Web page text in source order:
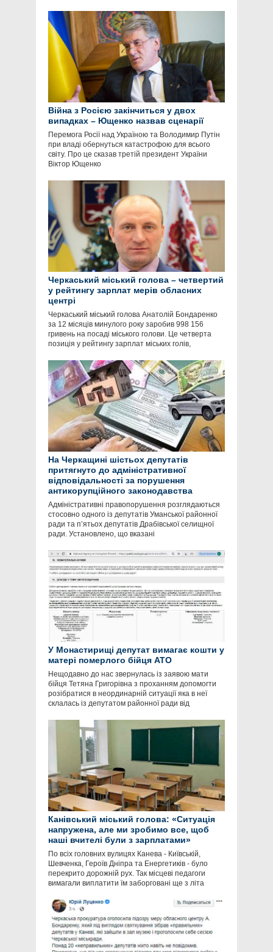
Війна з Росією закінчиться у двох
випадках – Ющенко назвав сценарії
Перемога Росії над Україною та Володимир Путін
при владі обернуться катастрофою для всього
світу. Про це сказав третій президент України
Віктор Ющенко
Черкаський міський голова – четвертий
у рейтингу зарплат мерів обласних
центрі
Черкаський міський голова Анатолій Бондаренко
за 12 місяців минулого року заробив 998 156
гривень на посаді міського голови. Це четверта
позиція у рейтингу зарплат міських голів,
На Черкащині шістьох депутатів
притягнуто до адміністративної
відповідальності за порушення
антикорупційного законодавства
Адміністративні правопорушення розглядаються
стосовно одного із депутатів Уманської районної
ради та п’ятьох депутатів Драбівської селищної
ради. Установлено, що вказані
У Монастирищі депутат вимагає кошти у
матері померлого бійця АТО
Нещодавно до нас звернулась із заявою мати
бійця Тетяна Григорівна з проханням допомогти
розібратися в неординарній ситуації яка в неї
склалась із депутатом районної ради від
Канівський міський голова: «Ситуація
напружена, але ми зробимо все, щоб
наші вчителі були з зарплатами»
По всіх головних вулицях Канева - Київській,
Шевченка, Героїв Дніпра та Енергетиків - було
перекрито дорожній рух. Так місцеві педагоги
вимагали виплатити їм заборговані ще з літа